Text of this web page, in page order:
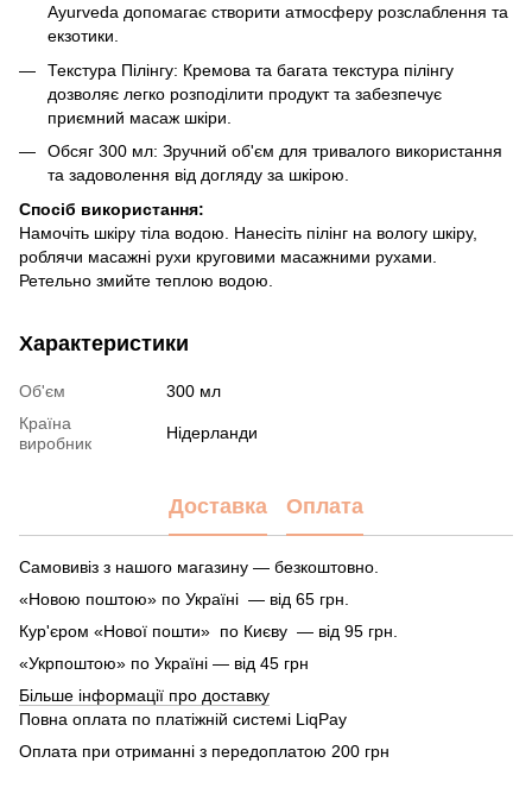
Ayurveda допомагає створити атмосферу розслаблення та
екзотики.
Текстура Пілінгу: Кремова та багата текстура пілінгу
дозволяє легко розподілити продукт та забезпечує
приємний масаж шкіри.
Обсяг 300 мл: Зручний об'єм для тривалого використання
та задоволення від догляду за шкірою.
Спосіб використання:
Намочіть шкіру тіла водою. Нанесіть пілінг на вологу шкіру,
роблячи масажні рухи круговими масажними рухами.
Ретельно змийте теплою водою.
Характеристики
Об'єм
300 мл
Країна
виробник
Нідерланди
Доставка Оплата
Самовивіз з нашого магазину — безкоштовно.
«Новою поштою» по Україні — від 65 грн.
Кур'єром «Нової пошти» по Києву — від 95 грн.
«Укрпоштою» по Україні — від 45 грн
Більше інформації про доставку
Повна оплата по платіжній системі LiqPay
Оплата при отриманні з передоплатою 200 грн